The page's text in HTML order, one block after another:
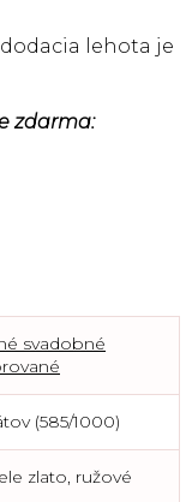
lehota je
zdarma:
svadobné
(585/1000)
zlato, ružové